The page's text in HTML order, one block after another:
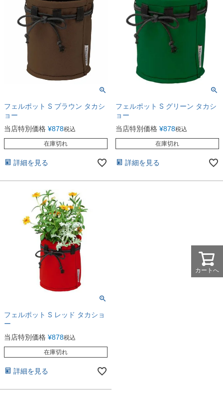
フェルポット S ブラウン タカシ
ョー
当店特別価格 ¥878税込
在庫切れ
詳細を見る
フェルポット S グリーン タカシ
ョー
当店特別価格 ¥878税込
在庫切れ
詳細を見る
フェルポット S レッド タカショ
ー
当店特別価格 ¥878税込
在庫切れ
詳細を見る
カートへ